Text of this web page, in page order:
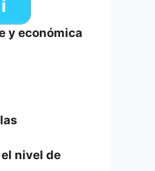
y económica
nivel de